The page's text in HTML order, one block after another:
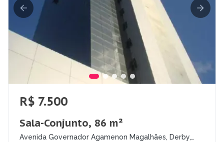
R$ 7.500
Sala-Conjunto, 86 m²
Avenida Governador Agamenon Magalhães, Derby,